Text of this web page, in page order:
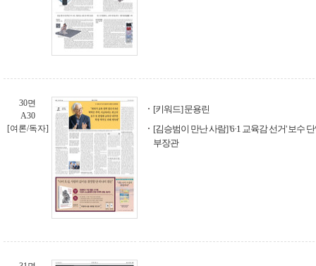
30면
A30
[여론/독자]
[키워드] 문용린
[김승범이 만난 사람] '6·1 교육감 선거' 보수
부장관